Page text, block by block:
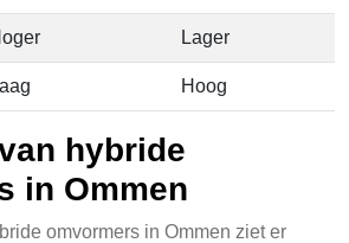
Lager
Hoog
hybride
in Ommen
omvormers in Ommen ziet er